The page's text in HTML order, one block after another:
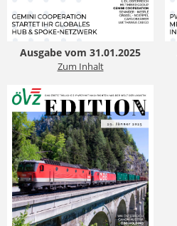
Ausgabe vom 31.01.2025
Zum Inhalt